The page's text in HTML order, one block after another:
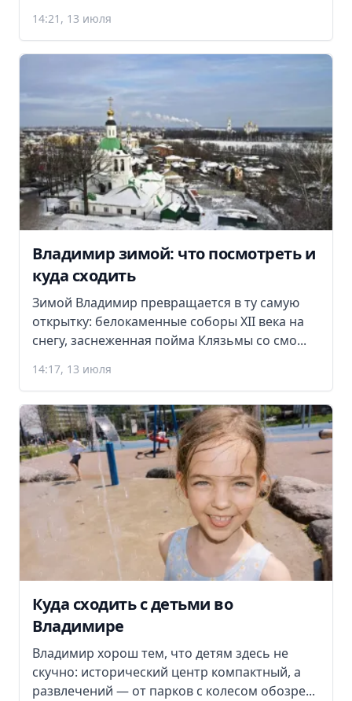
14:21, 13 июля
Владимир зимой: что посмотреть и
куда сходить
Зимой Владимир превращается в ту самую
открытку: белокаменные соборы XII века на
снегу, заснеженная пойма Клязьмы со смо...
14:17, 13 июля
Куда сходить с детьми во
Владимире
Владимир хорош тем, что детям здесь не
скучно: исторический центр компактный, а
развлечений — от парков с колесом обозре...